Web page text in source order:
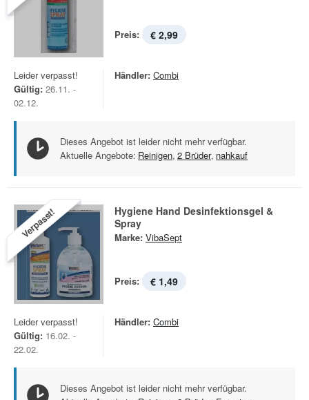
Preis: € 2,99
Leider verpasst!
Gültig: 26.11. -
02.12.
Händler: Combi
Dieses Angebot ist leider nicht mehr verfügbar.
Aktuelle Angebote: Reinigen, 2 Brüder, nahkauf
Verpasst!
Hygiene Hand Desinfektionsgel &
Spray
Marke: VibaSept
Preis: € 1,49
Leider verpasst!
Gültig: 16.02. -
22.02.
Händler: Combi
Dieses Angebot ist leider nicht mehr verfügbar.